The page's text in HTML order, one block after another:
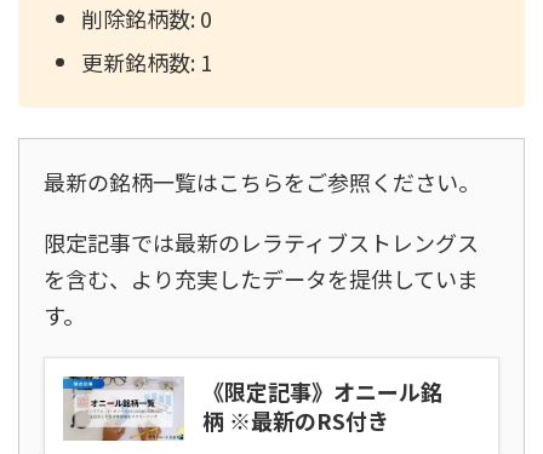
削除銘柄数: 0
更新銘柄数: 1
最新の銘柄一覧はこちらをご参照ください。
限定記事では最新のレラティブストレングス
を含む、より充実したデータを提供していま
す。
《限定記事》オニール銘
柄 ※最新のRS付き